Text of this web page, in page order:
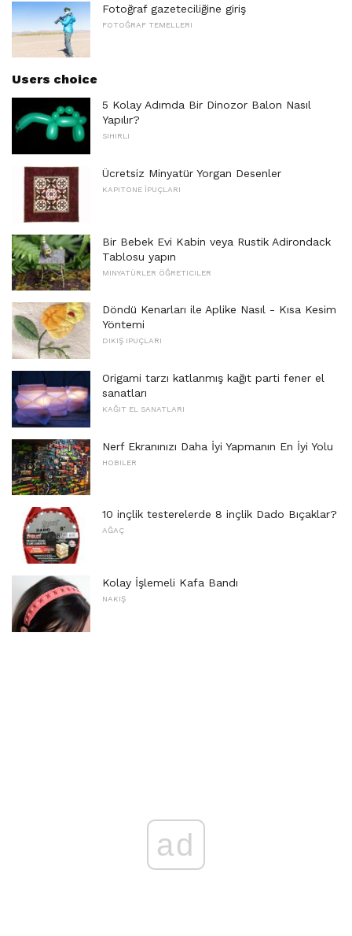
Fotoğraf gazeteciliğine giriş
FOTOĞRAF TEMELLERI
Users choice
5 Kolay Adımda Bir Dinozor Balon Nasıl
Yapılır?
SIHIRLI
Ücretsiz Minyatür Yorgan Desenler
KAPITONE İPUÇLARI
Bir Bebek Evi Kabin veya Rustik Adirondack
Tablosu yapın
MINYATÜRLER ÖĞRETICILER
Döndü Kenarları ile Aplike Nasıl - Kısa Kesim
Yöntemi
DIKIŞ IPUÇLARI
Origami tarzı katlanmış kağıt parti fener el
sanatları
KAĞIT EL SANATLARI
Nerf Ekranınızı Daha İyi Yapmanın En İyi Yolu
HOBILER
10 inçlik testerelerde 8 inçlik Dado Bıçaklar?
AĞAÇ
Kolay İşlemeli Kafa Bandı
NAKIŞ
ad